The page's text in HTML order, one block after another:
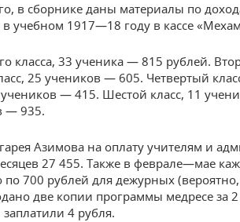
в сборнике даны материалы по
учебном 1917—18 году в кассе
класса, 33 ученика — 815 рублей.
25 учеников — 605. Четвертый
учеников — 415. Шестой класс, 11
— 935.
Азимова на оплату учителям и
27 455. Также в феврале—мае
по 700 рублей для дежурных
две копии программы медресе за
4 рубля.